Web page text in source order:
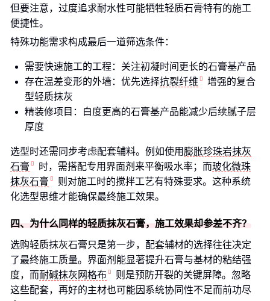
但要注意，过度追求耐水性可能牺牲轻质石膏特有的施工
便捷性。
特殊功能需求构成最后一道筛选条件：
需要快速施工的工程：关注初凝时间更长的石膏基产品
存在温差变形的外墙：优先选择抗裂纤维
增强的复合
型轻质抹灰
精装修项目：白度更高的石膏基产品能减少后续腻子层
厚度
选型时还需同步考虑配套辅料。例如使用 膨胀珍珠岩抹灰
石膏
时，需搭配专用界面剂来平衡吸水率；而玻化微珠
抹灰石膏
则对施工时的搅拌工艺有特殊要求。这种系统
化选型思维才能确保最终施工效果。
四、为什么同样的轻质抹灰石膏，施工效果却参差不齐？
选购轻质抹灰石膏只是第一步，配套辅材的选择往往决定
了最终施工质量。界面剂能显著提升石膏与基材的粘结强
度，而耐碱抹灰网格布
则是预防开裂的关键屏障。忽略
这些配套，再好的主材也可能因系统协同性不足而前功尽